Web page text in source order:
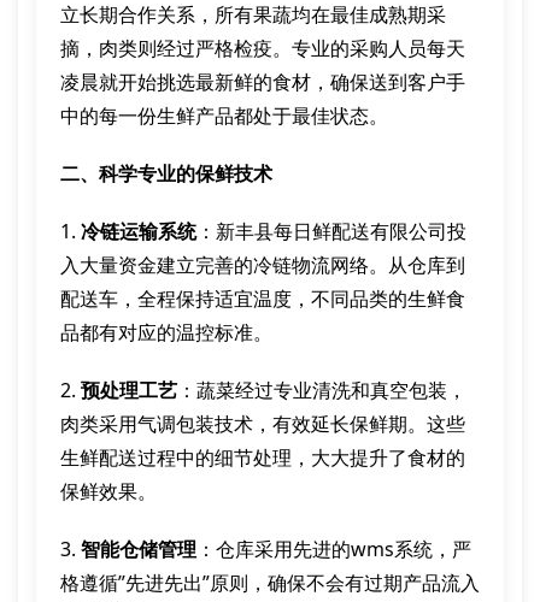
立长期合作关系，所有果蔬均在最佳成熟期采
摘，肉类则经过严格检疫。专业的采购人员每天
凌晨就开始挑选最新鲜的食材，确保送到客户手
中的每一份生鲜产品都处于最佳状态。
二、科学专业的保鲜技术
1. 冷链运输系统：新丰县每日鲜配送有限公司投
入大量资金建立完善的冷链物流网络。从仓库到
配送车，全程保持适宜温度，不同品类的生鲜食
品都有对应的温控标准。
2. 预处理工艺 ：蔬菜经过专业清洗和真空包装，
肉类采用气调包装技术，有效延长保鲜期。这些
生鲜配送过程中的细节处理，大大提升了食材的
保鲜效果。
3. 智能仓储管理 ：仓库采用先进的wms系统，严
格遵循”先进先出”原则，确保不会有过期产品流入